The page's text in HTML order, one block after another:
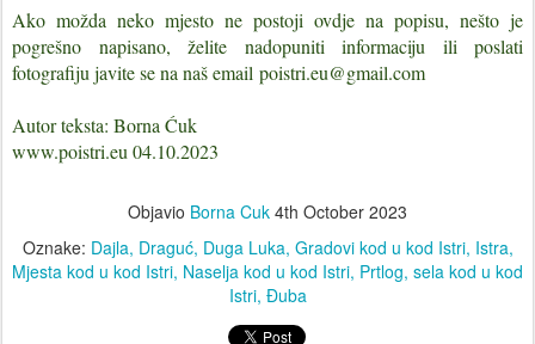
Ako možda neko mjesto ne postoji ovdje na popisu, nešto je
pogrešno napisano, želite nadopuniti informaciju ili poslati
fotografiju javite se na naš email poistri.eu@gmail.com
Autor teksta: Borna Ćuk
www.poistri.eu 04.10.2023
Objavio Borna Cuk 4th October 2023
Oznake: Dajla Draguć Duga Luka Gradovi kod u kod Istri Istra
Mjesta kod u kod Istri Naselja kod u kod Istri Prtlog sela kod u kod
Istri Đuba